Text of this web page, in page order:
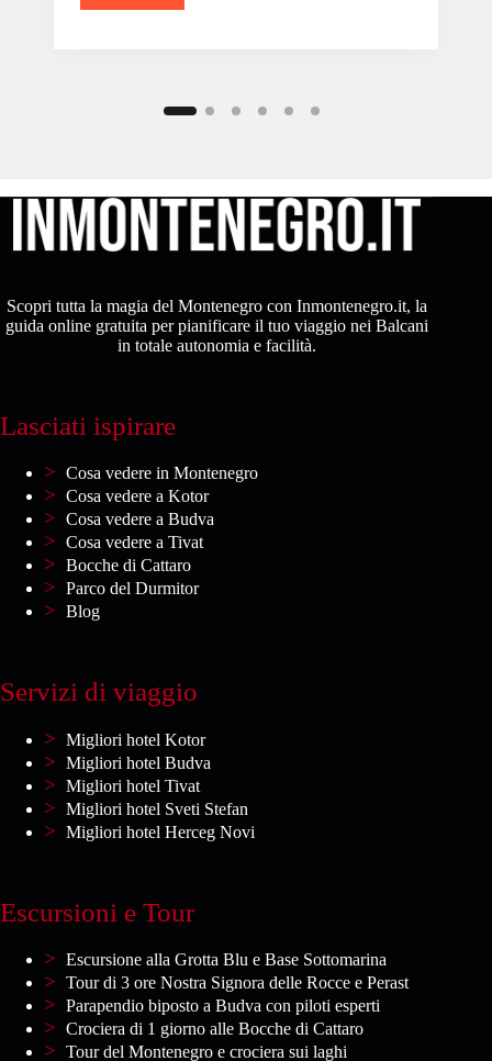
Scopri tutta la magia del Montenegro con Inmontenegro.it, la
guida online gratuita per pianificare il tuo viaggio nei Balcani
in totale autonomia e facilità.
Lasciati ispirare
Cosa vedere in Montenegro
Cosa vedere a Kotor
Cosa vedere a Budva
Cosa vedere a Tivat
Bocche di Cattaro
Parco del Durmitor
Blog
Servizi di viaggio
Migliori hotel Kotor
Migliori hotel Budva
Migliori hotel Tivat
Migliori hotel Sveti Stefan
Migliori hotel Herceg Novi
Escursioni e Tour
Escursione alla Grotta Blu e Base Sottomarina
Tour di 3 ore Nostra Signora delle Rocce e Perast
Parapendio biposto a Budva con piloti esperti
Crociera di 1 giorno alle Bocche di Cattaro
Tour del Montenegro e crociera sui laghi